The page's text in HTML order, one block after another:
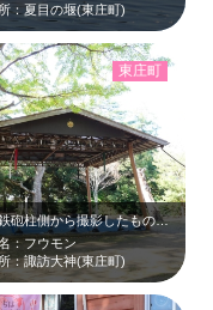
：夏目の堰(東庄町)
先日、鉄砲柱側から撮影したものを応募しましたが、こちら側が正面のようです。土俵…
：フウモン
：諏訪大神(東庄町)
東庄町